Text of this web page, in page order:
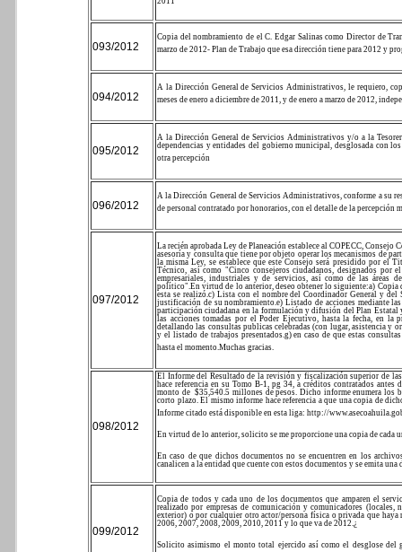
093/2012
Copia del nombramiento de el C. Edgar Salinas como Director de
marzo de 2012- Plan de Trabajo que esa dirección tiene para 2012 y
094/2012
A la Dirección General de Servicios Administrativos, le requiero,
meses de enero a diciembre de 2011, y de enero a marzo de 2012,
095/2012
A la Dirección General de Servicios Administrativos y/o a la
dependencias y entidades del gobierno municipal, desglosada con
otra percepción
096/2012
A la Dirección General de Servicios Administrativos, conforme a su
de personal contratado por honorarios, con el detalle de la percepción
097/2012
La recién aprobada Ley de Planeación establece al COPECC,
asesoría y consulta que tiene por objeto operar los mecanismos de
la misma Ley, se establece que este Consejo será presidido por el
Técnico, así como "Cinco consejeros ciudadanos, designados
empresariales, industriales y de servicios, así como de las áreas
político".En virtud de lo anterior, deseo obtener lo siguiente:a) Copia
esta se realizó.c) Lista con el nombre del Coordinador General y del
justificación de su nombramiento.e) Listado de acciones mediante
participación ciudadana en la formulación y difusión del Plan Estatal
las acciones tomadas por el Poder Ejecutivo, hasta la fecha, en la
detallando las consultas publicas celebradas (con lugar, asistencia y
y el listado de trabajos presentados.g) en caso de que estas
hasta el momento.Muchas gracias.
098/2012
El Informe del Resultado de la revisión y fiscalización superior de
hace referencia en su Tomo B-1, pg 34, a créditos contratados
monto de $35,540.5 millones de pesos. Dicho informe enumera los
corto plazo. El mismo informe hace referencia a que una copia de
Informe citado está disponible en esta liga: http://
En virtud de lo anterior, solicito se me proporcione una copia de cada
En caso de que dichos documentos no se encuentren en los
canalicen a la entidad que cuente con estos documentos y se emita
099/2012
Copia de todos y cada uno de los documentos que amparen el
realizado por empresas de comunicación y comunicadores
exterior) o por cualquier otro actor/persona física o privada que
2006, 2007, 2008, 2009, 2010, 2011 y lo que va de 2012.¿
Solicito asimismo el monto total ejercido así como el desglose del